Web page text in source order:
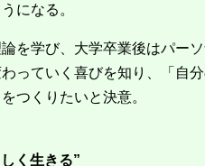
になる。
を学び、大学卒業後はパーソ
っていく喜びを知り、「自
つくりたいと決意。
く生きる”